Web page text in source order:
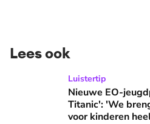
Lees ook
Nieuwe EO-jeugdpodcast
Luistertip
Nieuwe EO-
Titanic': 'We
voor kinderen